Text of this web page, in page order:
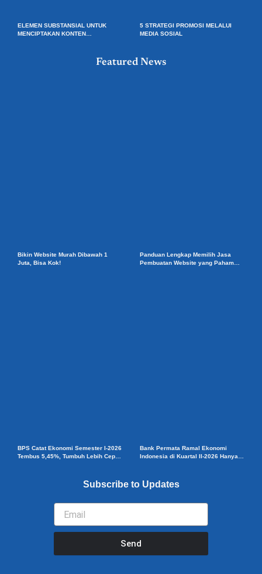
ELEMEN SUBSTANSIAL UNTUK
MENCIPTAKAN KONTEN
5 STRATEGI PROMOSI MELALUI
MEDIA SOSIAL
Featured News
Bikin Website Murah Dibawah 1
Juta, Bisa Kok!
Panduan Lengkap Memilih Jasa
Pembuatan Website yang Paham
BPS Catat Ekonomi Semester I-2026
Tembus 5,45%, Tumbuh Lebih Cepat
Bank Permata Ramal Ekonomi
Indonesia di Kuartal II-2026 Hanya
Subscribe to Updates
Email
Send